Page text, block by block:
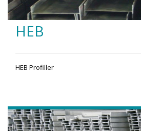
HEB
HEB Profiller